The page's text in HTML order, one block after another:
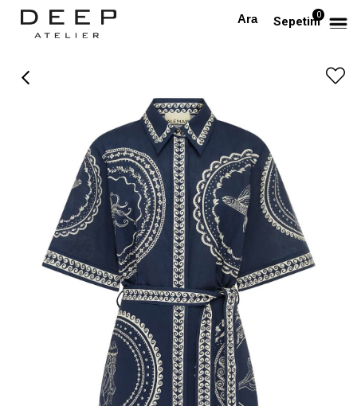
Sepetim0
Anasayfa PREMIUM Kısa Kollu Kuşaklı Desenli Lacivert Premium Mini Elbise